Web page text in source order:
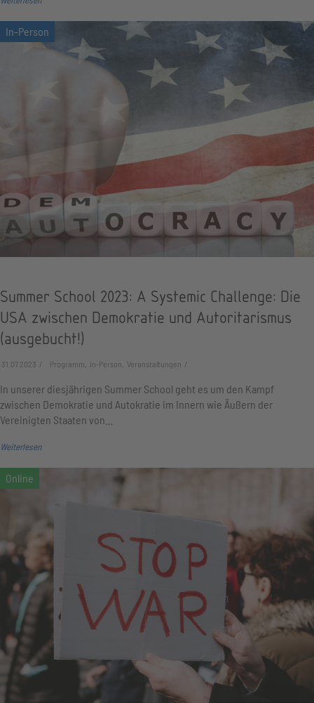
Summer School 2023: A Systemic Challenge: Die
USA zwischen Demokratie und Autoritarismus
(ausgebucht!)
31.07.2023 Programm, In-Person, Veranstaltungen
In unserer diesjährigen Summer School geht es um den Kampf
zwischen Demokratie und Autokratie im Innern wie Äußern der
Vereinigten Staaten von…
Weiterlesen